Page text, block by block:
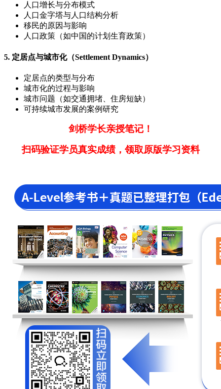
人口增长与分布模式
人口金字塔与人口结构分析
移民的原因与影响
人口政策（如中国的计划生育政策）
5. 定居点与城市化（Settlement Dynamics）
定居点的类型与分布
城市化的过程与影响
城市问题（如交通拥堵、住房短缺）
可持续城市发展的案例研究
剑桥学长亲授笔记！
扫码验证学员真实成绩，领取原版学习资料